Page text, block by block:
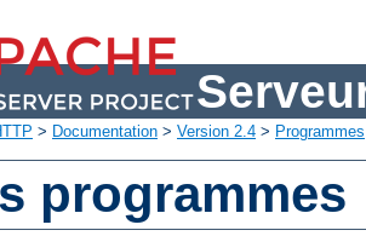
> Documentation > Version 2.4 > Programmes
programmes